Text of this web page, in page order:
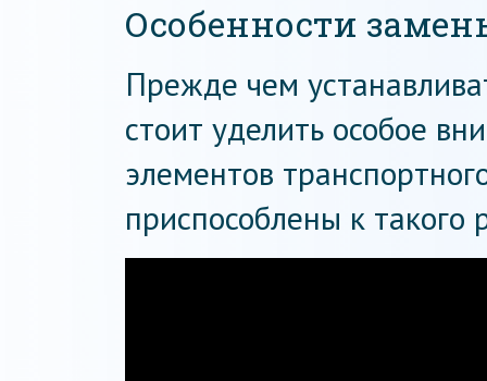
Особенности
Прежде чем
стоит уделить особое
элементов
приспособлены к такого